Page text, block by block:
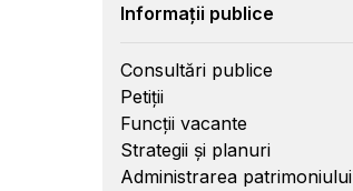
Informații publice
Consultări publice
Petiții
Funcții vacante
Strategii și planuri
Administrarea patrimoniului